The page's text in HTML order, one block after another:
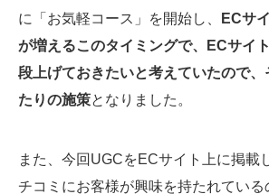
に「お気軽コース」を開始し、
ECサ
が増えるこのタイミングで、ECサイ
段上げておきたいと考えていたので、
たりの施策となりました。
また、今回UGCをECサイト上に掲載
チコミにお客様が興味を持たれている